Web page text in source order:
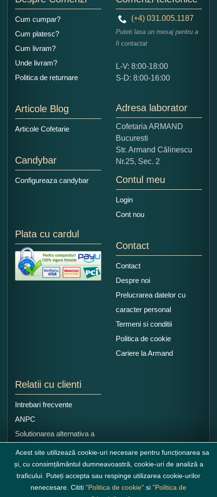
Ce nota acordati acestui produs?
5
Copiati alaturi numarul din imagine:
Cum cumpar?
Cum platesc?
Cum livram?
Unde livram?
Politica de returnare
Articole Blog
Articole Cofetarie
Candybar
Configureaza candybar
(+4) 031.005.1187
Puteti lasa un mesaj pentru a
fi contactat
L-V: 8:00-18:00
S-D: 8:00-16:00
Adresa laborator
Cofetaria ARMAND
Bucuresti
Str. Armand Călinescu
Nr.25, Sec. 2
Contul meu
Login
Cont nou
Plata cu cardul
Contact
Contact
Despre noi
Prelucrarea datelor cu
caracter personal
Termeni si conditii
Politica de cookie
Cariere la Armand
Relatii cu clienti
Intrebari frecvente
ANPC
Solutionarea alternativa a
litigiilor
Acest site utilizează cookie-uri necesare pentru funcționarea sa
și, cu consimțământul dumneavoastră, cookie-uri de analiză a
traficului. Puteți accepta sau respinge utilizarea cookie-urilor
nenecesare. Cititi "Politica de cookie" si "Politica de